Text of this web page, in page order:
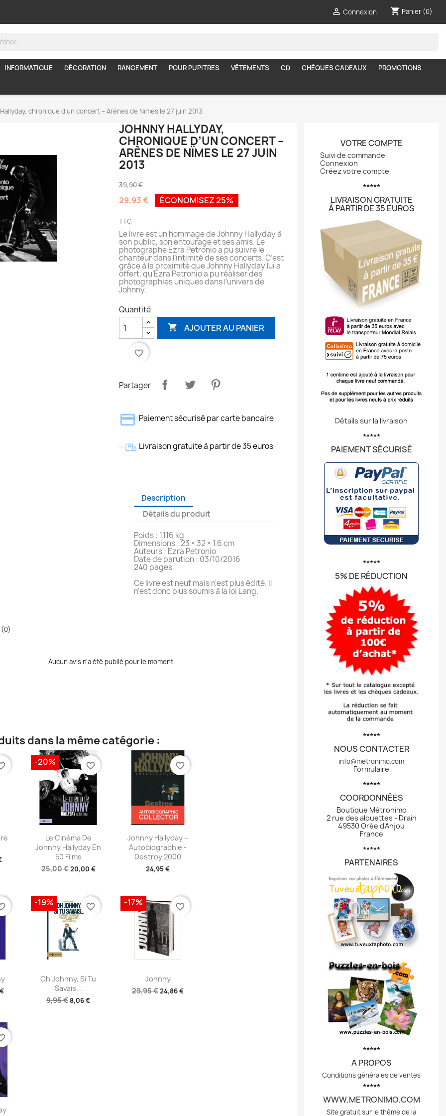
 Connexion shopping_cart Panier (0)
INFORMATIQUE DÉCORATION RANGEMENT POUR PUPITRES VÊTEMENTS CD CHÈQUES CADEAUX
PROMOTIONS
chronique d’un concert – Arènes de Nïmes le 27 juin 2013
JOHNNY HALLYDAY,
CHRONIQUE D’UN CONCERT –
ARÈNES DE NÏMES LE 27 JUIN
2013
39,90 €
29,93 € ÉCONOMISEZ 25%
TTC
Le livre est un hommage de Johnny Hallyday à
son public, son entourage et ses amis. Le
photographe Ezra Petronio a pu suivre le
chanteur dans l’intimité de ses concerts. C’est
grâce à la proximité que Johnny Hallyday lui a
offert, qu’Ezra Petronio a pu réaliser des
photographies uniques dans l’univers de
Johnny.
Quantité
 AJOUTER AU PANIER
favorite_border
Partager
Paiement sécurisé par carte bancaire
Livraison gratuite à partir de 35 euros
Description
Détails du produit
Poids : 1.116 kg
Dimensions : 23 × 32 × 1.6 cm
Auteurs : Ezra Petronio
Date de parution : 03/10/2016
240 pages
Ce livre est neuf mais n'est plus édité. Il
n'est donc plus soumis à la loi Lang.
Aucun avis n'a été publié pour le moment.
dans la même catégorie :
Aperçu rapide
Le Cinéma De
Johnny Hallyday En
50 Films
25,00 €20,00 €
-20% favorite_border
Aperçu rapide
Johnny Hallyday –
Autobiographie -
Destroy 2000
24,95 €
favorite_border
Aperçu rapide
Oh Johnny, Si Tu
Savais...
9,95 € 8,06 €
-19% favorite_border
Aperçu rapide
Johnny
29,95 €24,86 €
-17% favorite_border
VOTRE COMPTE
Suivi de commande
Connexion
Créez votre compte
*****
LIVRAISON GRATUITE
À PARTIR DE 35 EUROS
Détails sur la livraison
*****
PAIEMENT SÉCURISÉ
*****
5% DE RÉDUCTION
*****
NOUS CONTACTER
info@metronimo.com
Formulaire
*****
COORDONNÉES
Boutique Métronimo
2 rue des alouettes - Drain
49530 Orée d'Anjou
France
*****
PARTENAIRES
*****
A PROPOS
Conditions générales de ventes
*****
WWW.METRONIMO.COM
Site gratuit sur le thème de la